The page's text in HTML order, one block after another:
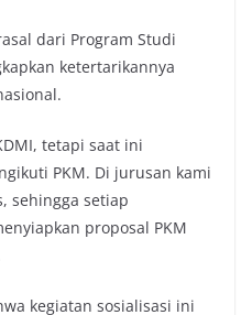
dari Program Studi
ketertarikannya
tetapi saat ini
PKM. Di jurusan kami
sehingga setiap
proposal PKM
kegiatan sosialisasi ini